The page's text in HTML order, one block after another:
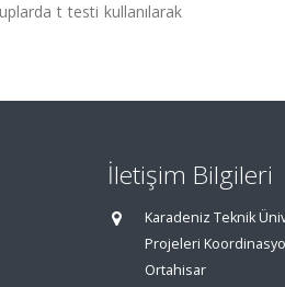
t testi kullanılarak
İletişim Bilgileri
Karadeniz Teknik
Projeleri
Ortahisar